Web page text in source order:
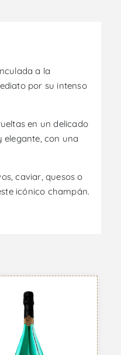
a la
por su intenso
en un delicado
elegante, con una
caviar, quesos o
icónico champán.